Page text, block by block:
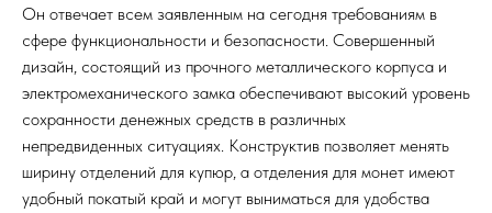
Он отвечает всем заявленным на сегодня требованиям в
сфере функциональности и безопасности. Совершенный
дизайн, состоящий из прочного металлического корпуса и
электромеханического замка обеспечивают высокий уровень
сохранности денежных средств в различных
непредвиденных ситуациях. Конструктив позволяет менять
ширину отделений для купюр, а отделения для монет имеют
удобный покатый край и могут выниматься для удобства